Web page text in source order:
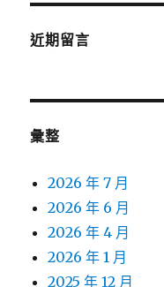
近期留言
彙整
2026 年 7 月
2026 年 6 月
2026 年 4 月
2026 年 1 月
2025 年 12 月